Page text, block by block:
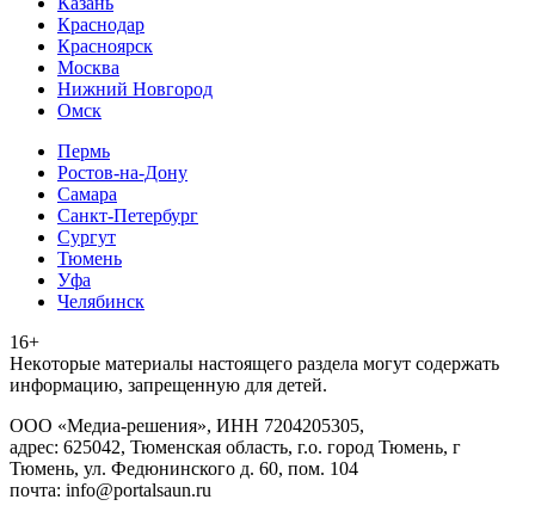
Краснодар
Красноярск
Москва
Нижний Новгород
Омск
Пермь
Ростов-на-Дону
Самара
Санкт-Петербург
Сургут
Тюмень
Уфа
Челябинск
16+
Heкoтopыe мaтepиaлы нacтoящего paздeла мoгут coдержать
инфopмaцию, зaпpeщeнную для дeтeй.
ООО «Медиа-решения», ИНН 7204205305,
адрес: 625042, Тюменская область, г.о. город Тюмень, г
Тюмень, ул. Федюнинского д. 60, пом. 104
почта: info@portalsaun.ru